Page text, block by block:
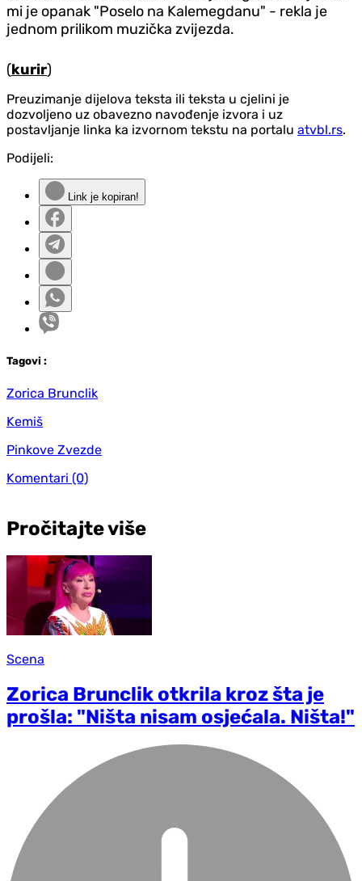
mi je opanak "Poselo na Kalemegdanu" - rekla je
jednom prilikom muzička zvijezda.
(kurir)
Preuzimanje dijelova teksta ili teksta u cjelini je
dozvoljeno uz obavezno navođenje izvora i uz
postavljanje linka ka izvornom tekstu na portalu atvbl.rs.
Podijeli:
Link je kopiran!
Tagovi :
Zorica Brunclik
Kemiš
Pinkove Zvezde
Komentari (0)
Pročitajte više
Scena
Zorica Brunclik otkrila kroz šta je
prošla: "Ništa nisam osjećala. Ništa!"